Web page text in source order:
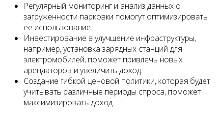
Регулярный мониторинг и анализ данных о
загруженности парковки помогут оптимизировать
ее использование.
Инвестирование в улучшение инфраструктуры,
например, установка зарядных станций для
электромобилей, поможет привлечь новых
арендаторов и увеличить доход.
Создание гибкой ценовой политики, которая будет
учитывать различные периоды спроса, поможет
максимизировать доход.